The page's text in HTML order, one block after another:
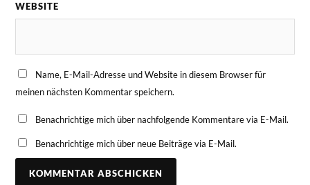
WEBSITE
Name, E-Mail-Adresse und Website in diesem Browser für
meinen nächsten Kommentar speichern.
Benachrichtige mich über nachfolgende Kommentare via E-Mail.
Benachrichtige mich über neue Beiträge via E-Mail.